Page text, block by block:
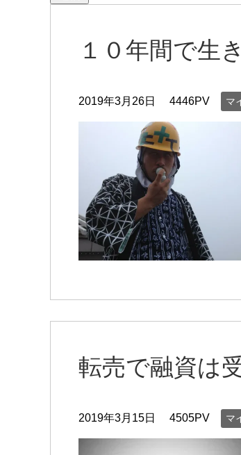
１０年間で生
2019年3月26日 4446PV マ
転売で融資は
2019年3月15日 4505PV マ